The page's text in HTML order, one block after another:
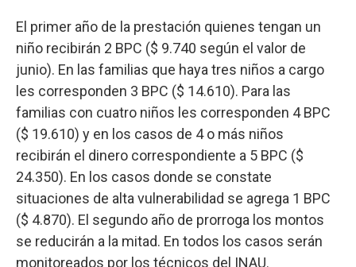
El primer año de la prestación quienes tengan un
niño recibirán 2 BPC ($ 9.740 según el valor de
junio). En las familias que haya tres niños a cargo
les corresponden 3 BPC ($ 14.610). Para las
familias con cuatro niños les corresponden 4 BPC
($ 19.610) y en los casos de 4 o más niños
recibirán el dinero correspondiente a 5 BPC ($
24.350). En los casos donde se constate
situaciones de alta vulnerabilidad se agrega 1 BPC
($ 4.870). El segundo año de prorroga los montos
se reducirán a la mitad. En todos los casos serán
monitoreados por los técnicos del INAU.